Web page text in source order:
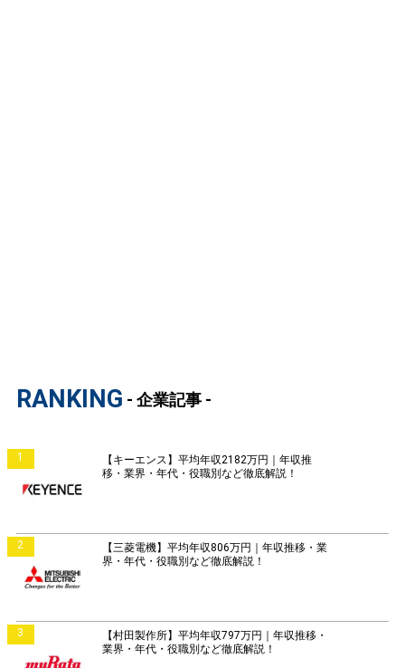
RANKING - 企業記事 -
1
【キーエンス】平均年収2182万円｜年収推
移・業界・年代・役職別など徹底解説！
2
【三菱電機】平均年収806万円｜年収推移・業
界・年代・役職別など徹底解説！
3
【村田製作所】平均年収797万円｜年収推移・
業界・年代・役職別など徹底解説！